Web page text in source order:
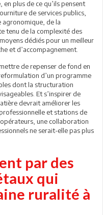
plus de ce qu’ils pensent
de services publics,
agronomique, de la
tenu de la complexité des
dédiés pour un meilleur
et d’accompagnement.
de repenser de fond en
d’un programme
dont la structuration
Et s’inspirer de
devrait améliorer les
et stations de
une collaboration
ne serait-elle pas plus
par des
qui
ruralité à